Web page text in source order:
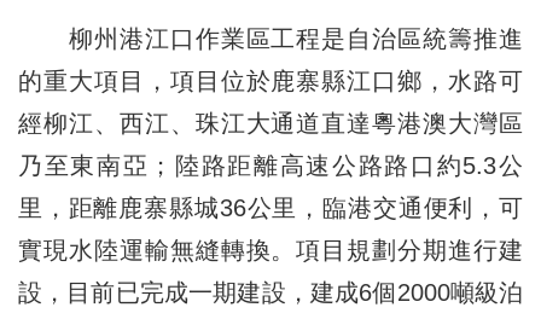
柳州港江口作業區工程是自治區統籌推進
的重大項目，項目位於鹿寨縣江口鄉，水路可
經柳江、西江、珠江大通道直達粵港澳大灣區
乃至東南亞；陸路距離高速公路路口約5.3公
里，距離鹿寨縣城36公里，臨港交通便利，可
實現水陸運輸無縫轉換。項目規劃分期進行建
設，目前已完成一期建設，建成6個2000噸級泊